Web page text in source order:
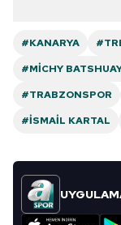
#KANARYA
#MICHY
#TRABZONSPOR
#İSMAIL KARTAL